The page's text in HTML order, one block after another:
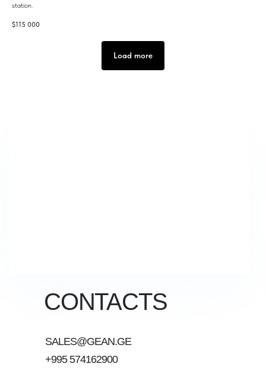
station.
$115 000
Load more
CONTACTS
SALES@GEAN.GE
+995 574162900